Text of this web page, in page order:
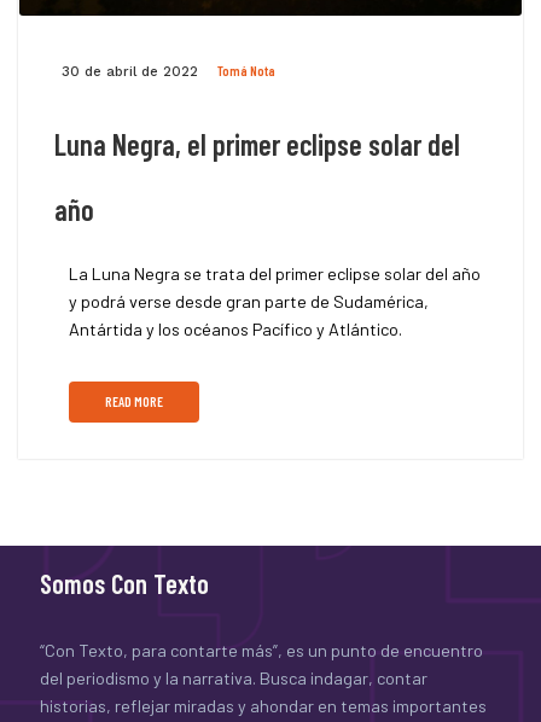
30 de abril de 2022 Tomá Nota
Luna Negra, el primer eclipse solar del
año
La Luna Negra se trata del primer eclipse solar del año
y podrá verse desde gran parte de Sudamérica,
Antártida y los océanos Pacífico y Atlántico.
READ MORE
Somos Con Texto
“Con Texto, para contarte más”, es un punto de encuentro
del periodismo y la narrativa. Busca indagar, contar
historias, reflejar miradas y ahondar en temas importantes